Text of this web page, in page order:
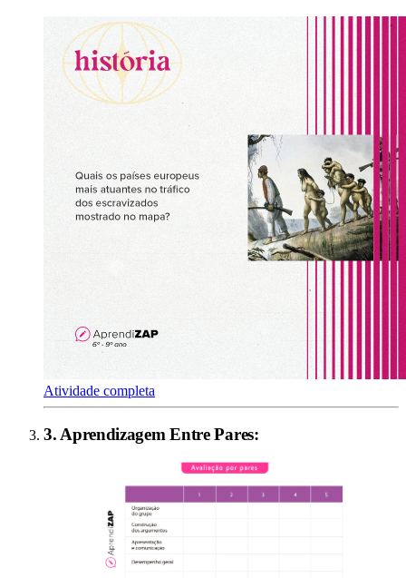
Atividade completa
3.Aprendizagem Entre Pares: